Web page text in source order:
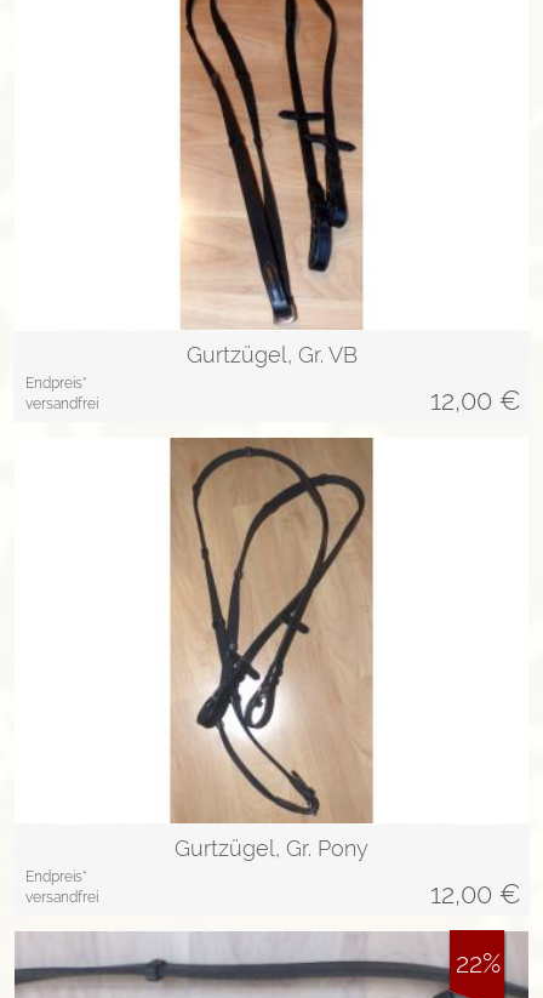
Gurtzügel, Gr. VB
Endpreis*
versandfrei
12,00 €
Gurtzügel, Gr. Pony
Endpreis*
versandfrei
12,00 €
22%